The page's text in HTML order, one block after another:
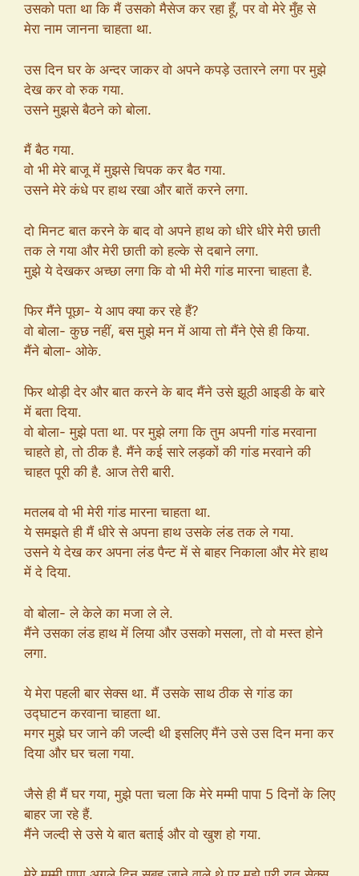
उसको पता था कि मैं उसको मैसेज कर रहा हूँ, पर वो मेरे मुँह से
मेरा नाम जानना चाहता था.
उस दिन घर के अन्दर जाकर वो अपने कपड़े उतारने लगा पर मुझे
देख कर वो रुक गया.
उसने मुझसे बैठने को बोला.
मैं बैठ गया.
वो भी मेरे बाजू में मुझसे चिपक कर बैठ गया.
उसने मेरे कंधे पर हाथ रखा और बातें करने लगा.
दो मिनट बात करने के बाद वो अपने हाथ को धीरे धीरे मेरी छाती
तक ले गया और मेरी छाती को हल्के से दबाने लगा.
मुझे ये देखकर अच्छा लगा कि वो भी मेरी गांड मारना चाहता है.
फिर मैंने पूछा- ये आप क्या कर रहे हैं?
वो बोला- कुछ नहीं, बस मुझे मन में आया तो मैंने ऐसे ही किया.
मैंने बोला- ओके.
फिर थोड़ी देर और बात करने के बाद मैंने उसे झूठी आइडी के बारे
में बता दिया.
वो बोला- मुझे पता था. पर मुझे लगा कि तुम अपनी गांड मरवाना
चाहते हो, तो ठीक है. मैंने कई सारे लड़कों की गांड मरवाने की
चाहत पूरी की है. आज तेरी बारी.
मतलब वो भी मेरी गांड मारना चाहता था.
ये समझते ही मैं धीरे से अपना हाथ उसके लंड तक ले गया.
उसने ये देख कर अपना लंड पैन्ट में से बाहर निकाला और मेरे हाथ
में दे दिया.
वो बोला- ले केले का मजा ले ले.
मैंने उसका लंड हाथ में लिया और उसको मसला, तो वो मस्त होने
लगा.
ये मेरा पहली बार सेक्स था. मैं उसके साथ ठीक से गांड का
उद्घाटन करवाना चाहता था.
मगर मुझे घर जाने की जल्दी थी इसलिए मैंने उसे उस दिन मना कर
दिया और घर चला गया.
जैसे ही मैं घर गया, मुझे पता चला कि मेरे मम्मी पापा 5 दिनों के लिए
बाहर जा रहे हैं.
मैंने जल्दी से उसे ये बात बताई और वो खुश हो गया.